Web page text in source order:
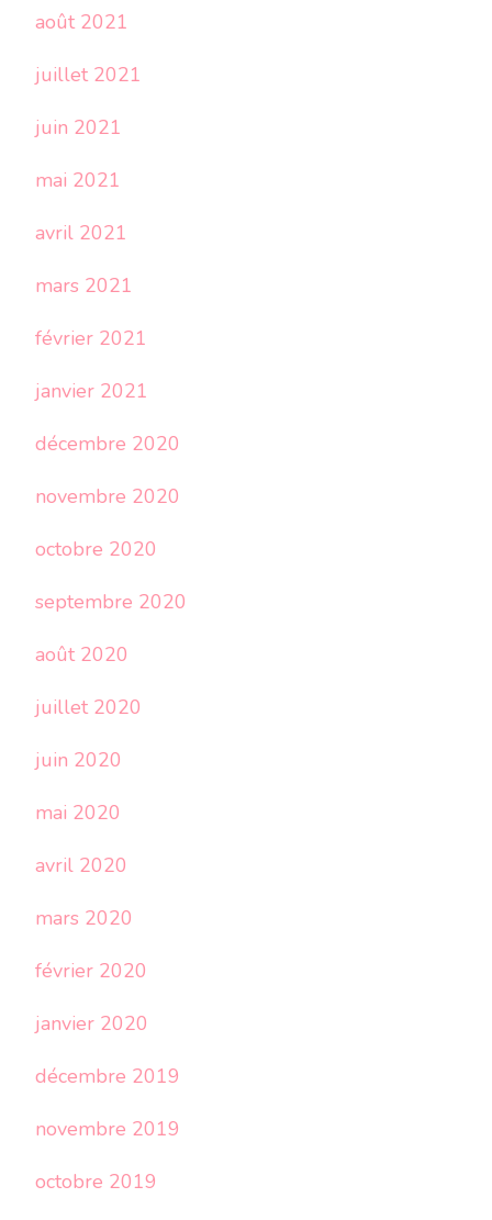
août 2021
juillet 2021
juin 2021
mai 2021
avril 2021
mars 2021
février 2021
janvier 2021
décembre 2020
novembre 2020
octobre 2020
septembre 2020
août 2020
juillet 2020
juin 2020
mai 2020
avril 2020
mars 2020
février 2020
janvier 2020
décembre 2019
novembre 2019
octobre 2019